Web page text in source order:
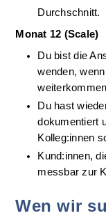
Durchschnitt.
Monat 12 (Scale)
Du bist die
wenden,
Du hast
dokumentiert
Kolleg:innen
Kund:innen,
messbar zur
Wen wir